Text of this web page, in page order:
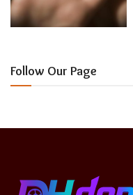
Follow Our Page